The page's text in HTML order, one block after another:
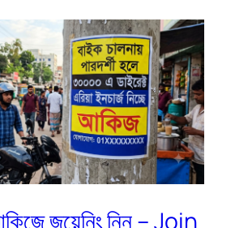
জয়েনিং নিন – Join